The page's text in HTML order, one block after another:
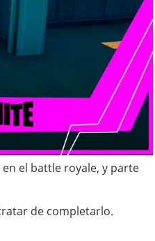
el battle royale, y parte
de completarlo.